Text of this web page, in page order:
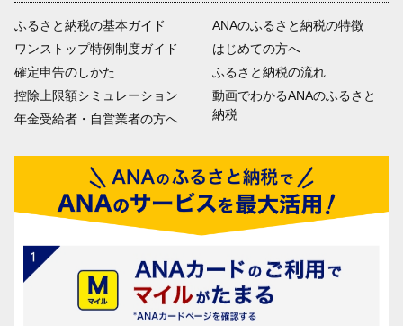
ふるさと納税の基本ガイド
ワンストップ特例制度ガイド
確定申告のしかた
控除上限額シミュレーション
年金受給者・自営業者の方へ
ANAのふるさと納税の特徴
はじめての方へ
ふるさと納税の流れ
動画でわかるANAのふるさと
納税